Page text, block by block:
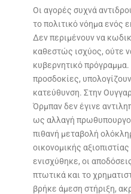
e
b
o
o
k
itt
er
ar
e
Οι αγορές συχνά
το πολιτικό νόημα ενός
Δεν περιμένουν να
καθεστώς ισχύος, ούτε
κυβερνητικό
προσδοκίες,
κατεύθυνση. Στην
Όρμπαν δεν έγινε
ως αλλαγή
πιθανή μεταβολή
οικονομικής
ενισχύθηκε, οι
πτωτικά και το
βρήκε άμεση στήριξη,